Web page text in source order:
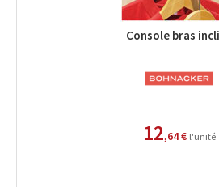
Console bras
12,64 € l'unité